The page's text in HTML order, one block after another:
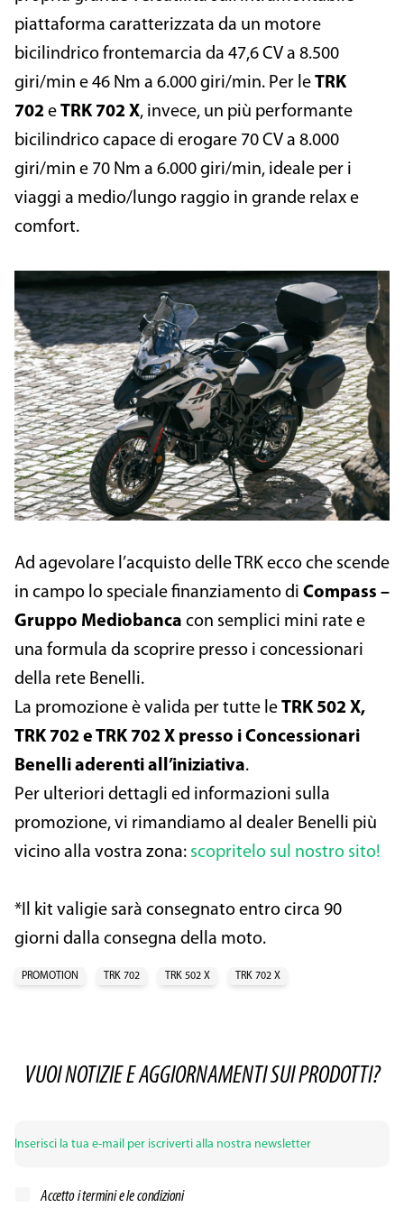
piattaforma caratterizzata da un motore
bicilindrico frontemarcia da 47,6 CV a 8.500
giri/min e 46 Nm a 6.000 giri/min. Per le TRK
702 e TRK 702 X, invece, un più performante
bicilindrico capace di erogare 70 CV a 8.000
giri/min e 70 Nm a 6.000 giri/min, ideale per i
viaggi a medio/lungo raggio in grande relax e
comfort.
Ad agevolare l’acquisto delle TRK ecco che scende
in campo lo speciale finanziamento di Compass –
Gruppo Mediobanca con semplici mini rate e
una formula da scoprire presso i concessionari
della rete Benelli.
La promozione è valida per tutte le TRK 502 X,
TRK 702 e TRK 702 X presso i Concessionari
Benelli aderenti all’iniziativa.
Per ulteriori dettagli ed informazioni sulla
promozione, vi rimandiamo al dealer Benelli più
vicino alla vostra zona: scopritelo sul nostro sito!
*Il kit valigie sarà consegnato entro circa 90
giorni dalla consegna della moto.
PROMOTION TRK 702 TRK 502 X TRK 702 X
VUOI NOTIZIE E AGGIORNAMENTI SUI PRODOTTI?
Accetto itermini e le condizioni